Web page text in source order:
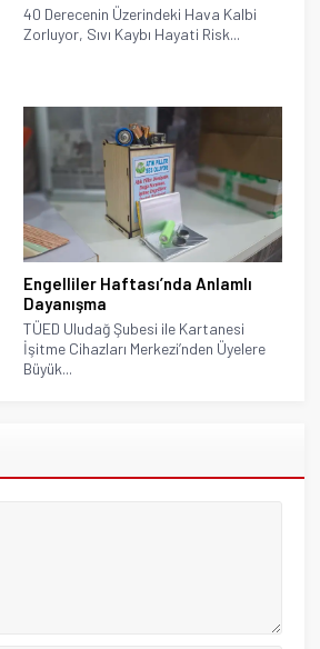
40 Derecenin Üzerindeki Hava Kalbi
Zorluyor, Sıvı Kaybı Hayati Risk...
Engelliler Haftası’nda Anlamlı
Dayanışma
TÜED Uludağ Şubesi ile Kartanesi
İşitme Cihazları Merkezi’nden Üyelere
Büyük...